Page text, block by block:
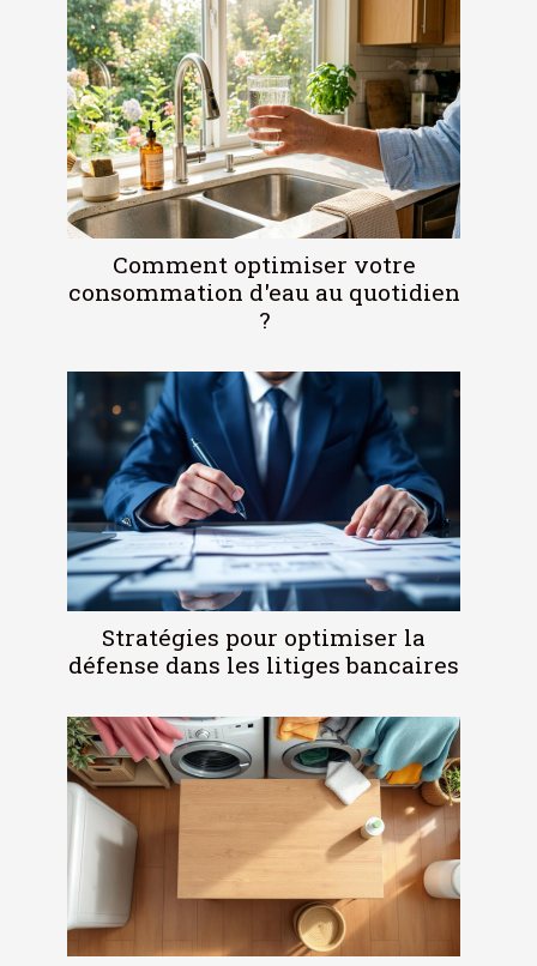
Comment optimiser votre
consommation d'eau au quotidien
?
Stratégies pour optimiser la
défense dans les litiges bancaires